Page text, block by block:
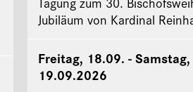
Jubiläum von Kardinal
Freitag, 18.09. - Samstag,
19.09.2026